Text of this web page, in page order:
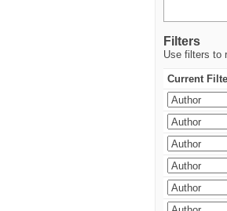
Filters
Use filters to
Current